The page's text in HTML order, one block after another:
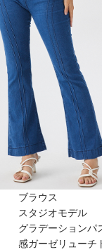
ブラウス
スタジオモデル
グラデーションパ
感ガーゼリューチ